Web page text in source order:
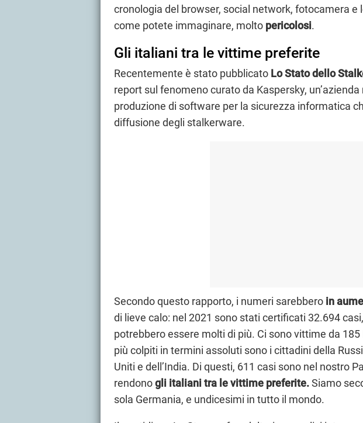
cronologia del browser, social network, fotocamera e
come potete immaginare, molto pericolosi.
Gli italiani tra le vittime preferite
Recentemente è stato pubblicato Lo Stato dello
report sul fenomeno curato da Kaspersky,
produzione di software per la sicurezza informatica
diffusione degli stalkerware.
Secondo questo rapporto, i numeri sarebbero in
di lieve calo: nel 2021 sono stati certificati 32.694
potrebbero essere molti di più. Ci sono vittime da
più colpiti in termini assoluti sono i cittadini della
Uniti e dell’India. Di questi, 611 casi sono nel nostro
rendonogli italiani tra levittime preferite.Siamo
sola Germania, e undicesimi in tutto il mondo.